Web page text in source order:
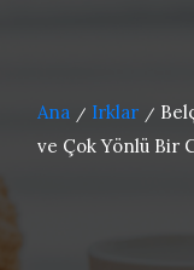
Ana / Irklar /
ve Çok Yönlü Bir